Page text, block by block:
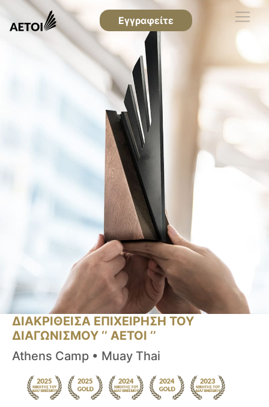
Εγγραφείτε
ΔΙΑΚΡΙΘΕΙΣΑ ΕΠΙΧΕΙΡΗΣΗ ΤΟΥ
ΔΙΑΓΩΝΙΣΜΟΥ ‘’ ΑΕΤΟΙ ‘’
Athens Camp • Muay Thai